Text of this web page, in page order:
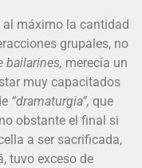
al máximo la cantidad
grupales, no
bailarines, merecía un
muy capacitados
“dramaturgia”, que
obstante el final si
a ser sacrificada,
tuvo exceso de